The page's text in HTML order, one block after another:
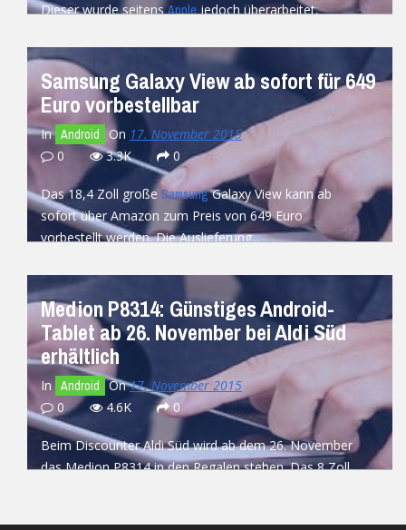
Dieser wurde seitensApplejedoch überarbeitet,
READ MORE
Samsung Galaxy View ab sofort für 649
Euro vorbestellbar
In Android On 17. November 2015
0
3.3K 0
Das 18,4 Zoll große SamsungGalaxy View kann ab
sofort über Amazon zum Preis von 649 Euro
vorbestellt werden. Die Auslieferung...
Medion P8314: Günstiges Android-
Tablet ab 26. November bei Aldi Süd
erhältlich
In Android On17. November 2015
0
4.6K 0
Beim Discounter Aldi Süd wird ab dem 26. November
das Medion P8314 in den Regalen stehen. Das 8 Zoll